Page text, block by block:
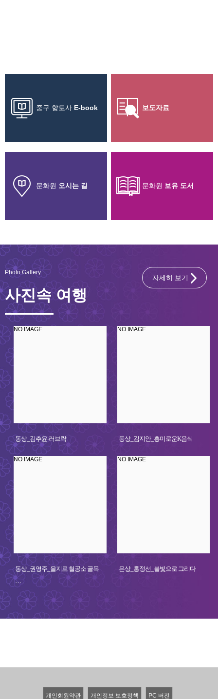
중구 향토사 E-book 보도자료
문화원 오시는 길 문화원 보유 도서
Photo Gallery
사진속 여행
자세히 보기
NO IMAGE
동상_김추윤-러브락
NO IMAGE
동상_김지안_흥미로운K음식
NO IMAGE
동상_권영주_을지로 철공소 골목
…
NO IMAGE
은상_홍정선_불빛으로 그리다
개인회원약관 개인정보 보호정책 PC 버전